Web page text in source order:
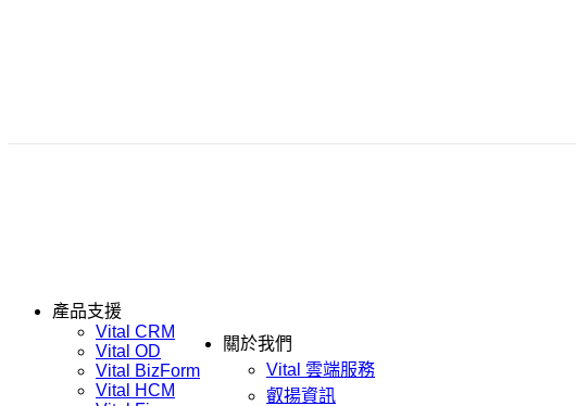
產品支援
Vital CRM
Vital OD
Vital BizForm
Vital HCM
關於我們
Vital 雲端服務
叡揚資訊